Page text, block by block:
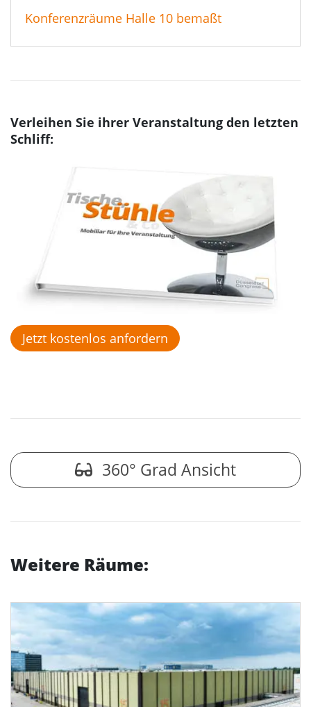
Konferenzräume Halle 10 bemaßt
Verleihen Sie ihrer Veranstaltung den letzten
Schliff:
Jetzt kostenlos anfordern
360° Grad Ansicht
Weitere Räume: